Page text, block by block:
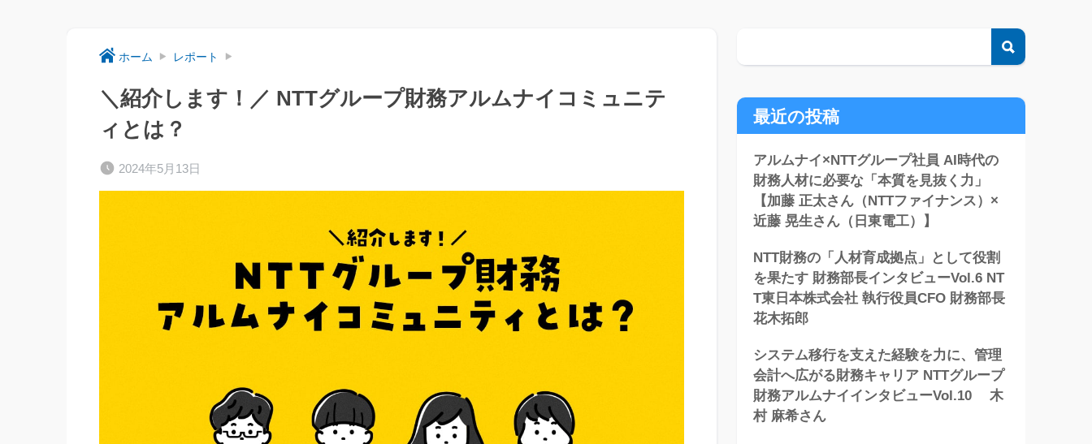
ホーム レポート
＼紹介します！／ NTTグループ財務アルムナイコミュニテ
ィとは？
2024年5月13日
最近の投稿
アルムナイ×NTTグループ社員 AI時代の
財務人材に必要な「本質を見抜く力」
【加藤 正太さん（NTTファイナンス）×
近藤 晃生さん（日東電工）】
NTT財務の「人材育成拠点」として役割
を果たす 財務部長インタビューVol.6 NT
T東日本株式会社 執行役員CFO 財務部長
花木拓郎
システム移行を支えた経験を力に、管理
会計へ広がる財務キャリア NTTグループ
財務アルムナイインタビューVol.10 木
村 麻希さん